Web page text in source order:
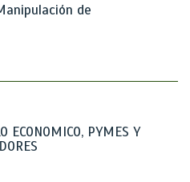
de
ECONOMICO, PYMES Y